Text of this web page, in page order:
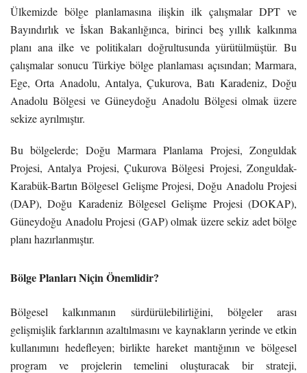
Ülkemizde bölge planlamasına ilişkin ilk çalışmalar DPT ve
Bayındırlık ve İskan Bakanlığınca, birinci beş yıllık kalkınma
planı ana ilke ve politikaları doğrultusunda yürütülmüştür. Bu
çalışmalar sonucu Türkiye bölge planlaması açısından; Marmara,
Ege, Orta Anadolu, Antalya, Çukurova, Batı Karadeniz, Doğu
Anadolu Bölgesi ve Güneydoğu Anadolu Bölgesi olmak üzere
sekize ayrılmıştır.
Bu bölgelerde; Doğu Marmara Planlama Projesi, Zonguldak
Projesi, Antalya Projesi, Çukurova Bölgesi Projesi, Zonguldak-
Karabük-Bartın Bölgesel Gelişme Projesi, Doğu Anadolu Projesi
(DAP), Doğu Karadeniz Bölgesel Gelişme Projesi (DOKAP),
Güneydoğu Anadolu Projesi (GAP) olmak üzere sekiz adet bölge
planı hazırlanmıştır.
Bölge Planları Niçin Önemlidir?
Bölgesel kalkınmanın sürdürülebilirliğini, bölgeler arası
gelişmişlik farklarının azaltılmasını ve kaynakların yerinde ve etkin
kullanımını hedefleyen; birlikte hareket mantığının ve bölgesel
program ve projelerin temelini oluşturacak bir strateji,